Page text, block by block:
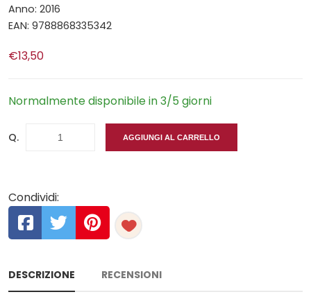
Anno: 2016
EAN: 9788868335342
€13,50
Normalmente disponibile in 3/5 giorni
Q. AGGIUNGI AL CARRELLO
Condividi:
DESCRIZIONE RECENSIONI